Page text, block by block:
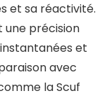
et sa réactivité.
une précision
et
avec
la Scuf